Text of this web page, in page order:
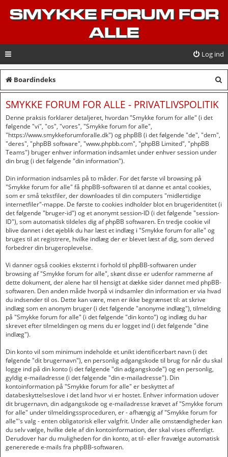
SMYKKE FORUM FOR
ALLE
Log ind
Boardindeks
ø
SMYKKE FORUM FOR ALLE - PRIVATLIVSPOLITIK
Denne praksis forklarer detaljeret, hvordan "Smykke forum for alle" (i det
følgende "vi", "os", "vores", "Smykke forum for alle",
"https://www.smykkeforumforalle.dk") og phpBB (i det følgende "de", "dem",
"deres", "phpBB software", "www.phpbb.com", "phpBB Limited", "phpBB
Teams") bruger enhver information indsamlet under enhver session under
din brug (i det følgende "din information").
Din information indsamles på to måder. For det første vil browsing på
"Smykke forum for alle" få phpBB-softwaren til at danne et antal cookies,
som er små tekstfiler, der downloades til din computers "midlertidige
internetfiler"-mappe. De første to cookies indholder blot en brugeridentitet (i
det følgende "bruger-id") og et anonymt session-ID (i det følgende "session-
ID"), som automatisk tildeles dig af phpBB softwaren. En tredje cookie vil
blive dannet i det øjeblik du har læst et indlæg i "Smykke forum for alle" og
bruges til at registrere, hvilke indlæg der er blevet læst af dig, som derved
forbedrer din brugeroplevelse.
Vi danner også cookies eksternt i forhold til phpBB-softwaren under
browsing af "Smykke forum for alle", skønt disse er udenfor rammerne af
dette dokument, der alene har til hensigt at dække sider dannet med phpBB-
softwaren. Den anden måde hvorpå vi indsamler din information er via hvad
du indsender til os. Dette kan være, men er ikke begrænset til: at skrive
indlæg som en anonym bruger (i det følgende "anonyme indlæg"), tilmelding
på "Smykke forum for alle" (i det følgende "din konto") og indlæg du har
skrevet efter tilmeldingen og mens du er logget ind (i det følgende "dine
indlæg").
Din konto vil som minimum indeholde et unikt identificerbart navn (i det
følgende "dit brugernavn"), en personlig adgangskode til brug for når du skal
logge ind på din konto (i det følgende "din adgangskode") og en personlig,
gyldig e-mailadresse (i det følgende "din e-mailadresse"). Din
kontoinformation på "Smykke forum for alle" er beskyttet af
databeskyttelseslove i det land hvor vi er hostet. Enhver information udover
dit brugernavn, din adgangskode og e-mailadresse krævet af "Smykke forum
for alle" under tilmeldingssproceduren, er - afhængig af "Smykke forum for
alle"'s valg - enten obligatorisk eller valgfrit. Under alle omstændigheder kan
du selv vælge, hvilke dele af din kontoinformation, der skal vises offentligt.
Derudover har du muligheden for din konto, at til- eller fravælge automatisk
genererede e-mails fra phpBB-softwaren.